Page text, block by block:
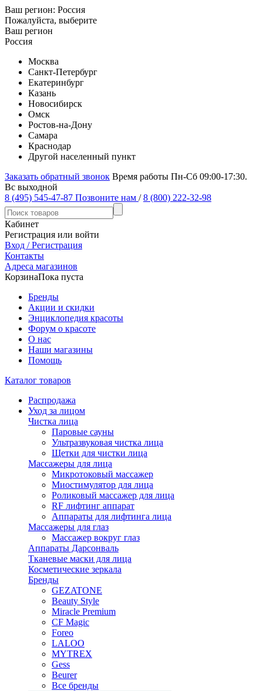
Ваш регион: Россия
Пожалуйста, выберите
Ваш регион
Россия
Москва
Санкт-Петербург
Екатеринбург
Казань
Новосибирск
Омск
Ростов-на-Дону
Самара
Краснодар
Другой населенный пункт
Заказать обратный звонок Время работы Пн-Сб 09:00-17:30.
Вс выходной
8 (495) 545-47-87 Позвоните нам / 8 (800) 222-32-98
Кабинет
Регистрация или войти
Вход / Регистрация
Контакты
Адреса магазинов
КорзинаПока пуста
Бренды
Акции и скидки
Энциклопедия красоты
Форум о красоте
О нас
Наши магазины
Помощь
Каталог товаров
Распродажа
Уход за лицом
Чистка лица
Паровые сауны
Ультразвуковая чистка лица
Щетки для чистки лица
Массажеры для лица
Микротоковый массажер
Миостимулятор для лица
Роликовый массажер для лица
RF лифтинг аппарат
Аппараты для лифтинга лица
Массажеры для глаз
Массажер вокруг глаз
Аппараты Дарсонваль
Тканевые маски для лица
Косметические зеркала
Бренды
GEZATONE
Beauty Style
Miracle Premium
CF Magic
Foreo
LALOO
MYTREX
Gess
Beurer
Все бренды